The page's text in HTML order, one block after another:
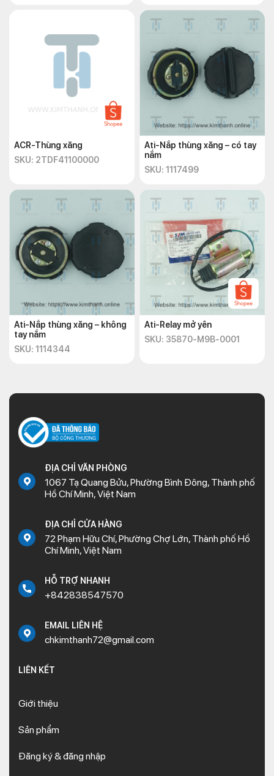
ACR-Thùng xăng
SKU: 2TDF41100000
Ati-Nắp thùng xăng – có tay
nắm
SKU: 1117499
Ati-Nắp thùng xăng – không
tay nắm
SKU: 1114344
Ati-Relay mở yên
SKU: 35870-M9B-0001
ĐỊA CHỈ VĂN PHÒNG
1067 Tạ Quang Bửu, Phường Bình Đông, Thành phố
Hồ Chí Minh, Việt Nam
ĐỊA CHỈ CỬA HÀNG
72 Phạm Hữu Chí, Phường Chợ Lớn, Thành phố Hồ
Chí Minh, Việt Nam
HỖ TRỢ NHANH
+842838547570
EMAIL LIÊN HỆ
chkimthanh72@gmail.com
LIÊN KẾT
Giới thiệu
Sản phẩm
Đăng ký & đăng nhập